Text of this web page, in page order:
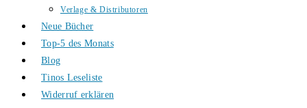
Verlage & Distributoren
Neue Bücher
Top-5 des Monats
Blog
Tinos Leseliste
Widerruf erklären